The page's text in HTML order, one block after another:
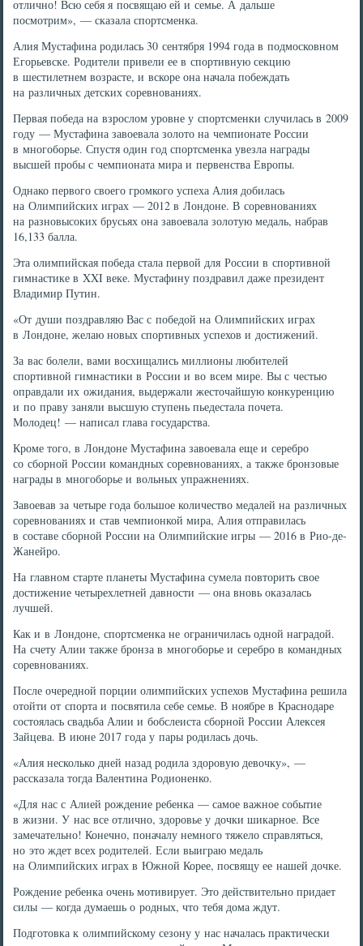
отлично! Всю себя я посвящаю ей и семье. А дальше
посмотрим», — сказала спортсменка.
Алия Мустафина родилась 30 сентября 1994 года в подмосковном
Егорьевске. Родители привели ее в спортивную секцию
в шестилетнем возрасте, и вскоре она начала побеждать
на различных детских соревнованиях.
Первая победа на взрослом уровне у спортсменки случилась в 2009
году — Мустафина завоевала золото на чемпионате России
в многоборье. Спустя один год спортсменка увезла награды
высшей пробы с чемпионата мира и первенства Европы.
Однако первого своего громкого успеха Алия добилась
на Олимпийских играх — 2012 в Лондоне. В соревнованиях
на разновысоких брусьях она завоевала золотую медаль, набрав
16,133 балла.
Эта олимпийская победа стала первой для России в спортивной
гимнастике в XXI веке. Мустафину поздравил даже президент
Владимир Путин.
«От души поздравляю Вас с победой на Олимпийских играх
в Лондоне, желаю новых спортивных успехов и достижений.
За вас болели, вами восхищались миллионы любителей
спортивной гимнастики в России и во всем мире. Вы с честью
оправдали их ожидания, выдержали жесточайшую конкуренцию
и по праву заняли высшую ступень пьедестала почета.
Молодец! — написал глава государства.
Кроме того, в Лондоне Мустафина завоевала еще и серебро
со сборной России командных соревнованиях, а также бронзовые
награды в многоборье и вольных упражнениях.
Завоевав за четыре года большое количество медалей на различных
соревнованиях и став чемпионкой мира, Алия отправилась
в составе сборной России на Олимпийские игры — 2016 в Рио-де-
Жанейро.
На главном старте планеты Мустафина сумела повторить свое
достижение четырехлетней давности — она вновь оказалась
лучшей.
Как и в Лондоне, спортсменка не ограничилась одной наградой.
На счету Алии также бронза в многоборье и серебро в командных
соревнованиях.
После очередной порции олимпийских успехов Мустафина решила
отойти от спорта и посвятила себе семье. В ноябре в Краснодаре
состоялась свадьба Алии и бобслеиста сборной России Алексея
Зайцева. В июне 2017 года у пары родилась дочь.
«Алия несколько дней назад родила здоровую девочку», —
рассказала тогда Валентина Родионенко.
«Для нас с Алией рождение ребенка — самое важное событие
в жизни. У нас все отлично, здоровье у дочки шикарное. Все
замечательно! Конечно, поначалу немного тяжело справляться,
но это ждет всех родителей. Если выиграю медаль
на Олимпийских играх в Южной Корее, посвящу ее нашей дочке.
Рождение ребенка очень мотивирует. Это действительно придает
силы — когда думаешь о родных, что тебя дома ждут.
Подготовка к олимпийскому сезону у нас началась практически